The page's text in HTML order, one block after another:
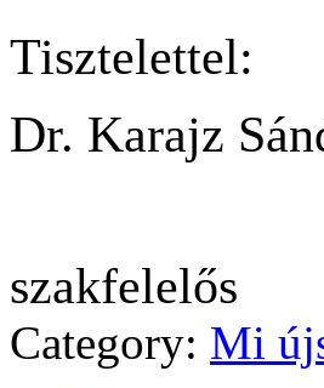
Tisztelettel:
Dr. Karajz
szakfelelős
Category: Mi